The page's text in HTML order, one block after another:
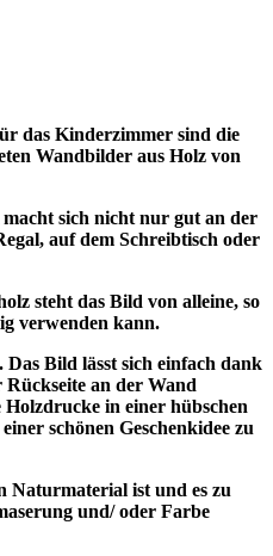
das Kinderzimmer sind die
Wandbilder aus Holz von
sich nicht nur gut an der
auf dem Schreibtisch oder
steht das Bild von alleine, so
verwenden kann.
Bild lässt sich einfach dank
an der Wand
Holzdrucke in einer hübschen
schönen Geschenkidee zu
Naturmaterial ist und es zu
und/ oder Farbe